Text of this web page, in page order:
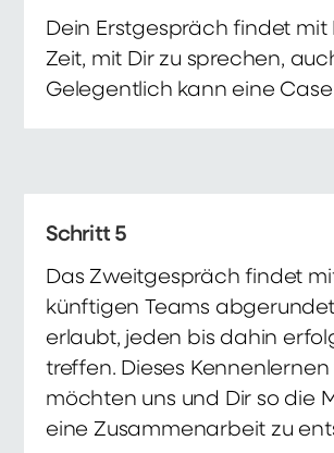
Dein Erstgespräch findet
Zeit, mit Dir zu sprechen,
Gelegentlich kann eine
Schritt 5
Das Zweitgespräch findet
künftigen Teams
erlaubt, jeden bis dahin
treffen. Dieses
möchten uns und Dir so die
eine Zusammenarbeit zu